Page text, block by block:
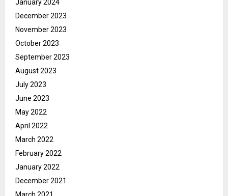
January 2024
December 2023
November 2023
October 2023
September 2023
August 2023
July 2023
June 2023
May 2022
April 2022
March 2022
February 2022
January 2022
December 2021
March 2021